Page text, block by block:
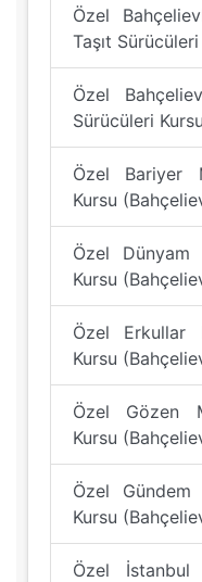
Özel
Taşıt
Özel
Sürücüleri
Özel Bariyer
Kursu
Özel Dünyam
Kursu
Özel Erkullar
Kursu
Özel Gözen
Kursu
Özel Gündem
Kursu
Özel İstanbul